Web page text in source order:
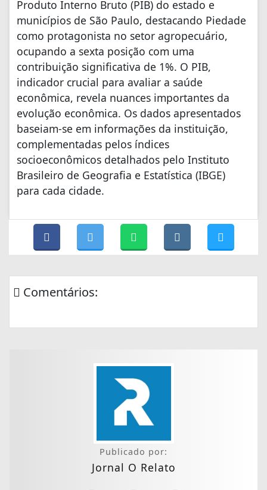
Produto Interno Bruto (PIB) do estado e
municípios de São Paulo, destacando Piedade
como protagonista no setor agropecuário,
ocupando a sexta posição com uma
contribuição significativa de 1%. O PIB,
indicador crucial para avaliar a saúde
econômica, revela nuances importantes da
evolução econômica. Os dados apresentados
baseiam-se em informações da instituição,
complementadas pelos índices
socioeconômicos detalhados pelo Instituto
Brasileiro de Geografia e Estatística (IBGE)
para cada cidade.
Comentários:
Publicado por:
Jornal O Relato